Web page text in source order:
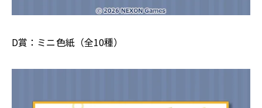
D賞：ミニ色紙（全10種）